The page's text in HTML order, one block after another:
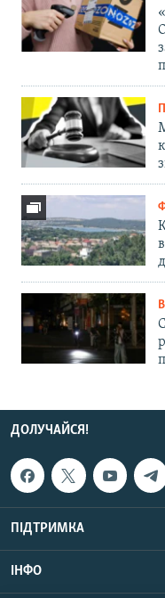
ДОЛУЧАЙСЯ!
ПІДТРИМКА
ІНФО